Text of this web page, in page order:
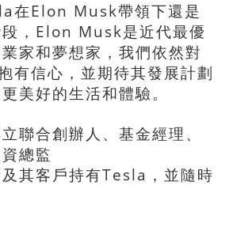
在Elon Musk帶領下還是
，Elon Musk是近代最優
家和夢想家，我們依然對
有信心，並期待其發展計劃
美好的生活和體驗。
聯合創辦人、基金經理、
總監
其客戶持有Tesla，並隨時